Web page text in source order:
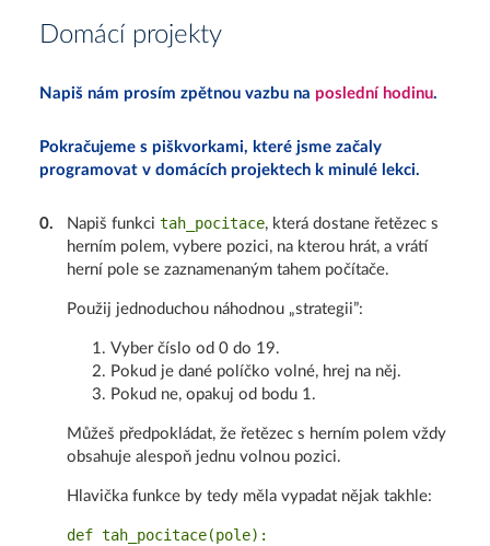
Domácí projekty
Napiš nám prosím zpětnou vazbu na poslední hodinu.
Pokračujeme s piškvorkami, které jsme začaly
programovat v domácích projektech k minulé lekci.
0. Napiš funkcitah_pocitace, která dostane řetězec s
herním polem, vybere pozici, na kterou hrát, a vrátí
herní pole se zaznamenaným tahem počítače.
Použij jednoduchou náhodnou „strategii”:
Vyber číslo od 0 do 19.
Pokud je dané políčko volné, hrej na něj.
Pokud ne, opakuj od bodu 1.
Můžeš předpokládat, že řetězec s herním polem vždy
obsahuje alespoň jednu volnou pozici.
Hlavička funkce by tedy měla vypadat nějak takhle:
def tah_pocitace(pole):